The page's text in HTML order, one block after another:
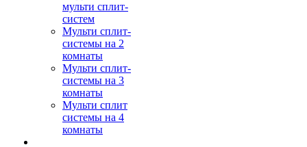
мульти сплит-
систем
Мульти сплит-
системы на 2
комнаты
Мульти сплит-
системы на 3
комнаты
Мульти сплит
системы на 4
комнаты